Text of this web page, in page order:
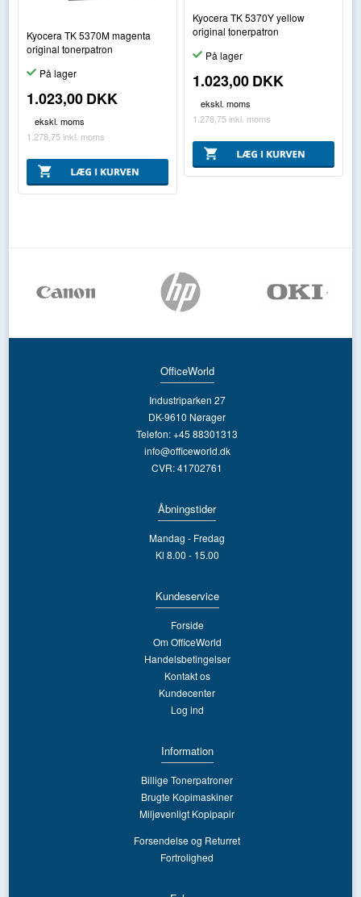
Kyocera TK 5370M magenta
original tonerpatron
På lager
1.023,00DKK
ekskl. moms
1.278,75 inkl. moms
Kyocera TK 5370Y yellow
original tonerpatron
På lager
1.023,00DKK
ekskl. moms
1.278,75 inkl. moms
OfficeWorld
Industriparken 27
DK-9610 Nørager
Telefon: +45 88301313
info@officeworld.dk
CVR: 41702761
Åbningstider
Mandag - Fredag
Kl 8.00 - 15.00
Kundeservice
Forside
Om OfficeWorld
Handelsbetingelser
Kontakt os
Kundecenter
Log ind
Information
Billige Tonerpatroner
Brugte Kopimaskiner
Miljøvenligt Kopipapir
Forsendelse og Returret
Fortrolighed